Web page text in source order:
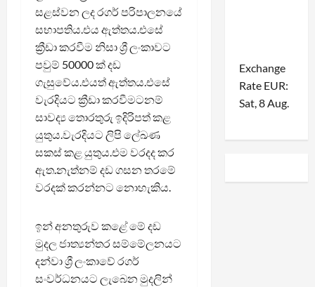
සළස්වන ලද රගර් පරිපාලනයේ
සභාපතිය.එය ඇත්තය.එසේ
ක්‍රීඩා කරවීම නිසා ශ්‍රී ලංකාවට
පවුම් 50000 ක් දඩ
ගැසුවේය.එයත් ඇත්තය.එසේ
වැරදියට ක්‍රීඩා කරවීමටනම්
සාවද්‍ය තොරතුරු ඉදිරිපත් කළ
යුතුය.වැරදියට ලිපි ලේඛණ
සකස් කළ යුතුය.එම වරදද කර
ඇත.නැත්නම් දඩ ගසන තරමේ
වරදක් කරන්නට නොහැකිය.
ඉන් අනතුරුව කළේ මේ දඩ
මුදල ජාත්‍යන්තර සම්මේලනයට
දන්වා ශ්‍රී ලංකාවේ රගර්
සංවර්ධනයට ලැබෙන මුදලින්
Exchange
Rate EUR:
Sat, 8 Aug.